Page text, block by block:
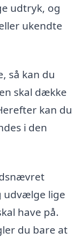
udtryk, og
ukendte
så kan du
skal dække
kan du
i den
udvælge lige
have på.
du bare at